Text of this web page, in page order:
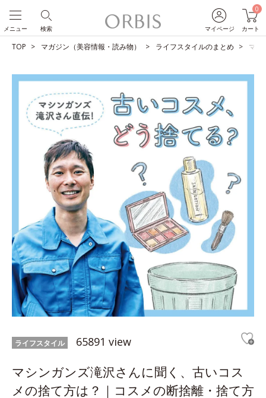
マイページ
0
カート
検索
メニュー
TOP マガジン（美容情報・読み物） ライフスタイルのまとめ マシ
ライフスタイル 65891 view
マシンガンズ滝沢さんに聞く、古いコス
メの捨て方は？｜コスメの断捨離・捨て方